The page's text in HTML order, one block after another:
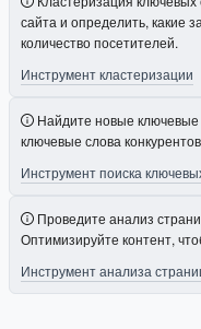
сайта и определить, какие
количество посетителей.
Инструмент кластеризации
Найдите новые ключевые
ключевые слова
Инструмент поиска
Проведите анализ
Оптимизируйте контент,
Инструмент анализа